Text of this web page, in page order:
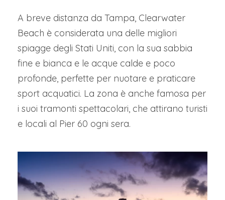
A breve distanza da Tampa, Clearwater
Beach è considerata una delle migliori
spiagge degli Stati Uniti, con la sua sabbia
fine e bianca e le acque calde e poco
profonde, perfette per nuotare e praticare
sport acquatici. La zona è anche famosa per
i suoi tramonti spettacolari, che attirano turisti
e locali al Pier 60 ogni sera.